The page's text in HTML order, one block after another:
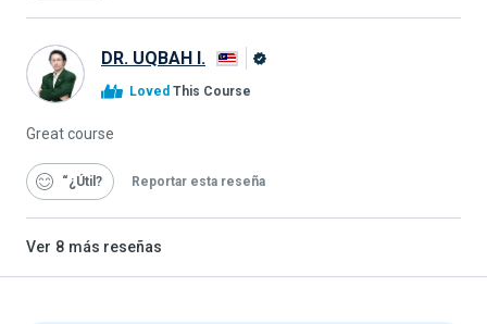
DR. UQBAH I.
Loved This Course
Great course
“¿Útil Reportar esta reseña
Ver 8 más reseñas